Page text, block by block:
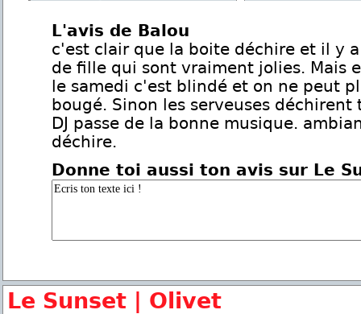
L'avis de Balou
c'est clair que la boite déchire et il y
de fille qui sont vraiment jolies. Mais
le samedi c'est blindé et on ne peut
bougé. Sinon les serveuses déchirent
DJ passe de la bonne musique.
déchire.
Donne toi aussi ton avis sur Le
Le Sunset | Olivet